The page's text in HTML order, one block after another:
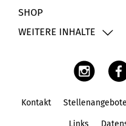
SHOP
WEITERE INHALTE
Kontakt Stellenangebote